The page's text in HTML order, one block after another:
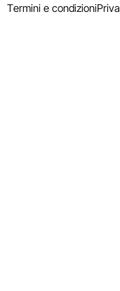
Termini e condizioni